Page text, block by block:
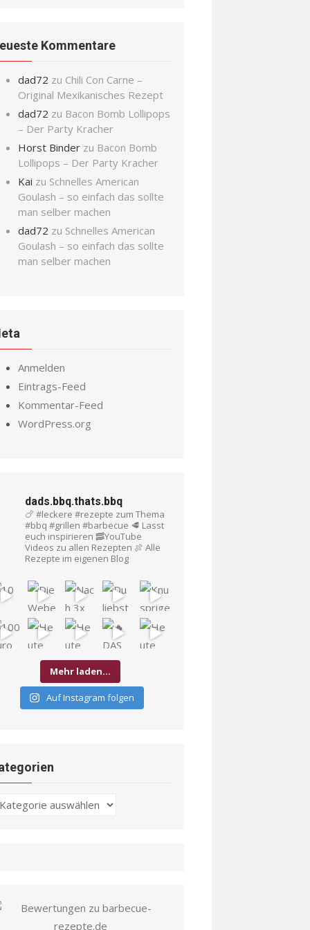
Kommentare
dad72 zu Chili Con Carne –
Original Mexikanisches Rezept
dad72 zu Bacon Bomb Lollipops
– Der Party Kracher
Horst Binder zu Bacon Bomb
Lollipops – Der Party Kracher
Kai zu Schnelles American
Goulash – so einfach das sollte
man selber machen
dad72 zu Schnelles American
Goulash – so einfach das sollte
man selber machen
Anmelden
Eintrags-Feed
Kommentar-Feed
WordPress.org
dads.bbq.thats.bbq
🍗 #leckere #rezepte zum Thema
#bbq #grillen #barbecue 🥩 Lasst
euch inspirieren 🥓YouTube
Videos zu allen Rezepten 🍖 Alle
Rezepte im eigenen Blog
Mehr laden…
Auf Instagram folgen